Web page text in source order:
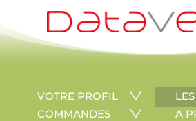
VOTRE PROFIL
COMMANDES
A